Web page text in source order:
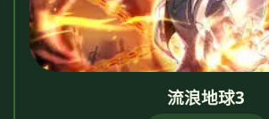
流浪地球3